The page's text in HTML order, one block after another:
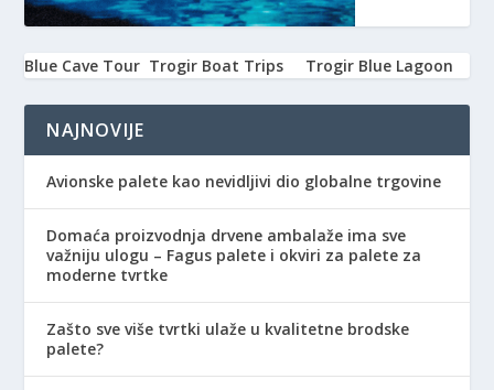
Blue Cave Tour Trogir Boat Trips Trogir Blue Lagoon
NAJNOVIJE
Avionske palete kao nevidljivi dio globalne trgovine
Domaća proizvodnja drvene ambalaže ima sve
važniju ulogu – Fagus palete i okviri za palete za
moderne tvrtke
Zašto sve više tvrtki ulaže u kvalitetne brodske
palete?